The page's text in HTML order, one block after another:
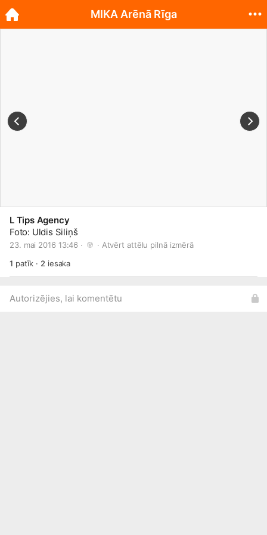
L Tips Agency
Foto: Uldis Siliņš
23. mai 2016 13:46 · · Atvērt attēlu pilnā izmērā
1 patīk · 2 iesaka
Autorizējies, lai komentētu
MIKA Arēnā Rīga